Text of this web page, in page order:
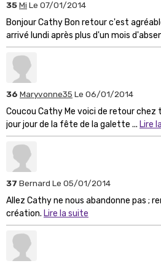
35Mi Le 07/01/2014
Bonjour Cathy Bon retour c'est
arrivé lundi après plus d'un mois
36 Maryvonne35 Le 06/01/2014
Coucou Cathy Me voici de retour chez
jour jour de la fête de la galette ... Lire
37 Bernard Le 05/01/2014
Allez Cathy ne nous abandonne pas ;
création. Lire la suite